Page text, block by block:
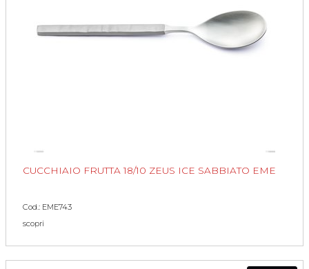
CUCCHIAIO FRUTTA 18/10 ZEUS ICE SABBIATO EME
Cod.: EME743
scopri